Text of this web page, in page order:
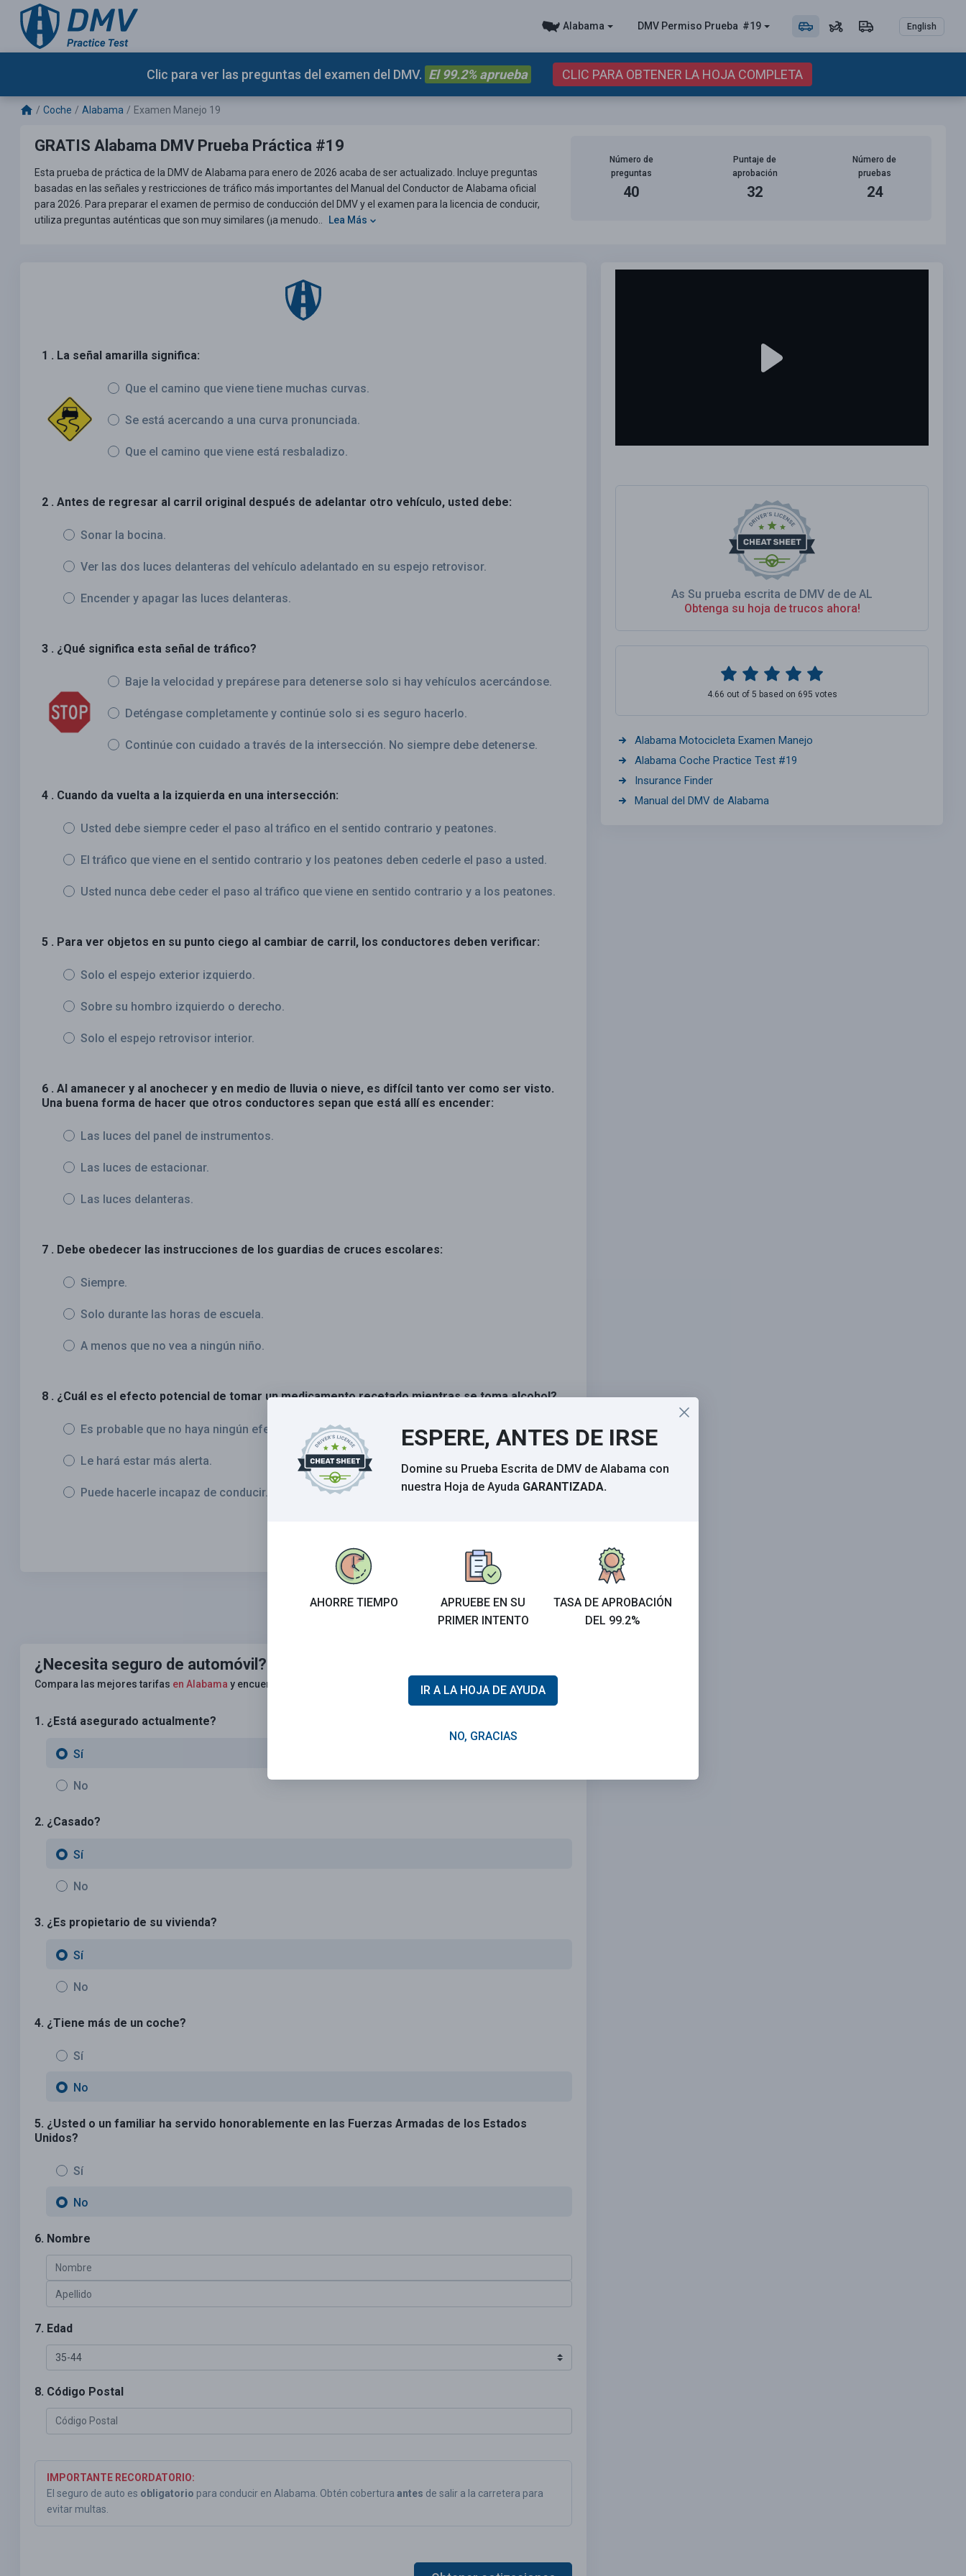
Alabama DMV Permiso Prueba #19 English
Clic para ver las preguntas del examen del DMV. El 99.2% aprueba CLIC PARA OBTENER LA HOJA COMPLETA
Coche Alabama Examen Manejo 19
GRATIS Alabama DMV Prueba Práctica #19
Esta prueba de práctica de la DMV de Alabama para enero de 2026 acaba de ser actualizado. Incluye preguntas
basadas en las señales y restricciones de tráfico más importantes del Manual del Conductor de Alabama oficial
para 2026. Para preparar el examen de permiso de conducción del DMV y el examen para la licencia de conducir,
utiliza preguntas auténticas que son muy similares (¡a menudo..
Lea Más
Número de
preguntas
40
Puntaje de
aprobación
32
Número de
pruebas
24
1 . La señal amarilla significa:
Que el camino que viene tiene muchas curvas.
Se está acercando a una curva pronunciada.
Que el camino que viene está resbaladizo.
2 . Antes de regresar al carril original después de adelantar otro vehículo, usted debe:
Sonar la bocina.
Ver las dos luces delanteras del vehículo adelantado en su espejo retrovisor.
Encender y apagar las luces delanteras.
3 . ¿Qué significa esta señal de tráfico?
Baje la velocidad y prepárese para detenerse solo si hay vehículos acercándose.
Deténgase completamente y continúe solo si es seguro hacerlo.
Continúe con cuidado a través de la intersección. No siempre debe detenerse.
4 . Cuando da vuelta a la izquierda en una intersección:
Usted debe siempre ceder el paso al tráfico en el sentido contrario y peatones.
El tráfico que viene en el sentido contrario y los peatones deben cederle el paso a usted.
Usted nunca debe ceder el paso al tráfico que viene en sentido contrario y a los peatones.
5 . Para ver objetos en su punto ciego al cambiar de carril, los conductores deben verificar:
Solo el espejo exterior izquierdo.
Sobre su hombro izquierdo o derecho.
Solo el espejo retrovisor interior.
6 . Al amanecer y al anochecer y en medio de lluvia o nieve, es difícil tanto ver como ser visto.
Una buena forma de hacer que otros conductores sepan que está allí es encender:
Las luces del panel de instrumentos.
Las luces de estacionar.
Las luces delanteras.
7 . Debe obedecer las instrucciones de los guardias de cruces escolares:
Siempre.
Solo durante las horas de escuela.
A menos que no vea a ningún niño.
8 . ¿Cuál es el efecto potencial de tomar un medicamento recetado mientras se toma alcohol?
Es probable que no haya ningún efecto.
Le hará estar más alerta.
Puede hacerle incapaz de conducir.
Calificar esta sección
As Su prueba escrita de DMV de de AL
Obtenga su hoja de trucos ahora!
4.66 out of 5 based on 695 votes
Alabama Motocicleta Examen Manejo
Alabama Coche Practice Test #19
Insurance Finder
Manual del DMV de Alabama
¿Necesita seguro de automóvil?
Compara las mejores tarifas en Alabama y encuentra una póliza personalizada que se ajuste a tus necesidades.
1. ¿Está asegurado actualmente?
Sí
No
2. ¿Casado?
Sí
No
3. ¿Es propietario de su vivienda?
Sí
No
4. ¿Tiene más de un coche?
Sí
No
5. ¿Usted o un familiar ha servido honorablemente en las Fuerzas Armadas de los Estados
Unidos?
Sí
No
6. Nombre
7. Edad
8. Código Postal
IMPORTANTE RECORDATORIO:
El seguro de auto es obligatorio para conducir en Alabama. Obtén cobertura antes de salir a la carretera para
evitar multas.
ESPERE, ANTES DE IRSE
Domine su Prueba Escrita de DMV de Alabama con
nuestra Hoja de Ayuda GARANTIZADA.
AHORRE TIEMPO
APRUEBE EN SU
PRIMER INTENTO
TASA DE APROBACIÓN
DEL 99.2%
IR A LA HOJA DE AYUDA
NO, GRACIAS